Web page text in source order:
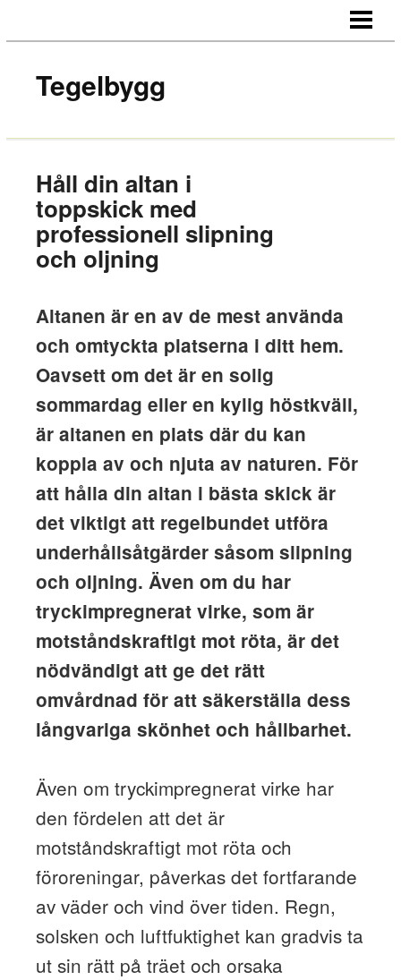
KONTAKT
Tegelbygg
Håll din altan i
toppskick med
professionell slipning
och oljning
Altanen är en av de mest använda
och omtyckta platserna i ditt hem.
Oavsett om det är en solig
sommardag eller en kylig höstkväll,
är altanen en plats där du kan
koppla av och njuta av naturen. För
att hålla din altan i bästa skick är
det viktigt att regelbundet utföra
underhållsåtgärder såsom slipning
och oljning. Även om du har
tryckimpregnerat virke, som är
motståndskraftigt mot röta, är det
nödvändigt att ge det rätt
omvårdnad för att säkerställa dess
långvariga skönhet och hållbarhet.
Även om tryckimpregnerat virke har
den fördelen att det är
motståndskraftigt mot röta och
föroreningar, påverkas det fortfarande
av väder och vind över tiden. Regn,
solsken och luftfuktighet kan gradvis ta
ut sin rätt på träet och orsaka